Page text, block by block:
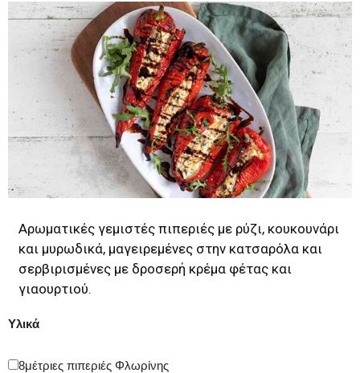
Αρωματικές γεμιστές πιπεριές με ρύζι, κουκουνάρι
και μυρωδικά, μαγειρεμένες στην κατσαρόλα και
σερβιρισμένες με δροσερή κρέμα φέτας και
γιαουρτιού.
Υλικά
8μέτριες πιπεριές Φλωρίνης